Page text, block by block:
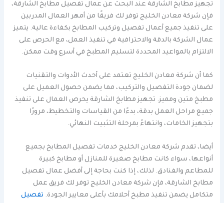
تجهيز مطابخ الشارقة عند البحث عن عمال تفصيل مطابخ الشارقة،
فإن شركة معادن الخليج توفر لك فريقًا من أمهر العمال المدربين
على تنفيذ جميع أعمال تفصيل وتركيب المطابخ بكفاءة عالية. يتميز
عمال الشركة بالدقة والاحترافية في تنفيذ العمل، مع الحرص على
الالتزام بالمواعيد المحددة لتسليم المطبخ في أسرع وقت ممكن.
كما أن شركة معادن الخليج تعتمد على أحدث الأدوات والتقنيات
لضمان جودة التفصيل والتركيب، مما يضمن حصول العميل على
مطبخ متين ومميز. تجهيز مطابخ الشارقة يحرص العمال على تنفيذ
جميع مراحل العمل بدقة، بدءًا من القياسات والتخطيط، مرورًا
بتجهيز الخامات، وانتهاءً بمرحلة التثبيت النهائي.
أيضا، تقدم شركة معادن الخليج خدمات تفصيل المطابخ بجميع
أنواعها، سواء كانت مطابخ صغيرة للمنازل أو مطابخ كبيرة
للمطاعم والفنادق. لذلك، إذا كنت بحاجة إلى أفضل عمال تفصيل
مطابخ الشارقة، فإن شركة معادن الخليج توفر لك فريق عمل
متكامل يضمن تنفيذ مطبخ أحلامك بأعلى معايير الجودة. تفصيل